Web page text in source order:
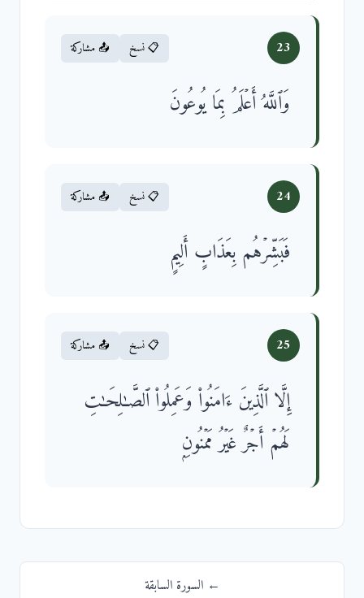
23 📋 نسخ 📤 مشاركة
وَٱللَّهُ أَعۡلَمُ بِمَا یُوعُونَ
24 📋 نسخ 📤 مشاركة
فَبَشِّرۡهُم بِعَذَابٍ أَلِیمٍ
25 📋 نسخ 📤 مشاركة
إِلَّا ٱلَّذِینَ ءَامَنُوا۟ وَعَمِلُوا۟ ٱلصَّـٰلِحَـٰتِ
لَهُمۡ أَجۡرٌ غَیۡرُ مَمۡنُونِۭ
← السورة السابقة